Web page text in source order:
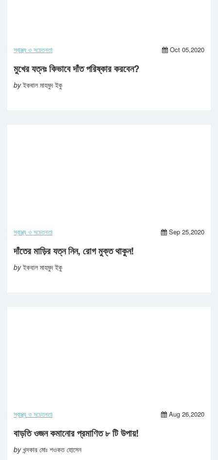
স্বাস্থ্য ও সচেতনতা Oct 05,2020
মুখের যত্নঃ কিভাবে দাঁত পরিষ্কার করবেন?
byইকবাল মাহমুদ ইকু
স্বাস্থ্য ও সচেতনতা Sep 25,2020
দাঁতের মাড়ির যত্ন নিন, রোগ মুক্ত থাকুন!
byইকবাল মাহমুদ ইকু
স্বাস্থ্য ও সচেতনতা Aug 26,2020
বাড়তি ওজন কমানোর প্রমাণিত ৮ টি উপায়!
byখন্দকার মোঃ শওকত হোসেন